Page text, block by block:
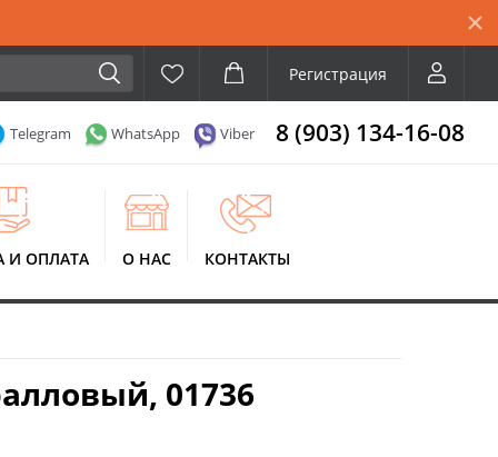
Регистрация
Telegram WhatsApp Viber 8 (903) 134-16-08
И ОПЛАТА О НАС КОНТАКТЫ
01736